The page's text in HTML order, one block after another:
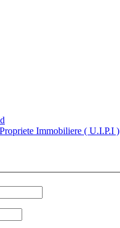
Immobiliere ( U.I.P.I )